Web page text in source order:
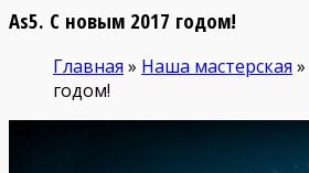
As5. С новым 2017 годом!
Главная » Наша мастерская »
годом!